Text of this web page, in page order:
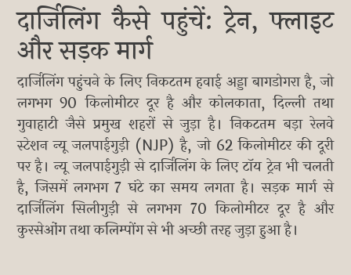
दार्जिलिंग कैसे पहुंचें: ट्रेन, फ्लाइट
और सड़क मार्ग
दार्जिलिंग पहुंचने के लिए निकटतम हवाई अड्डा बागडोगरा है, जो
लगभग 90 किलोमीटर दूर है और कोलकाता, दिल्ली तथा
गुवाहाटी जैसे प्रमुख शहरों से जुड़ा है। निकटतम बड़ा रेलवे
स्टेशन न्यू जलपाईगुड़ी (NJP) है, जो 62 किलोमीटर की दूरी
पर है। न्यू जलपाईगुड़ी से दार्जिलिंग के लिए टॉय ट्रेन भी चलती
है, जिसमें लगभग 7 घंटे का समय लगता है। सड़क मार्ग से
दार्जिलिंग सिलीगुड़ी से लगभग 70 किलोमीटर दूर है और
कुरसेओंग तथा कलिम्पोंग से भी अच्छी तरह जुड़ा हुआ है।